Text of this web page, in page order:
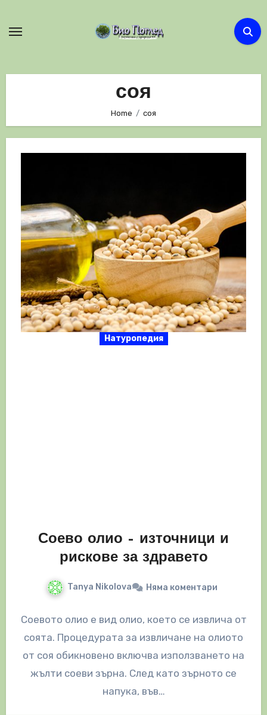
соя
Home соя
Натуропедия
Соево олио – източници и
рискове за здравето
Tanya Nikolova Няма коментари
Соевото олио е вид олио, което се извлича от
соята. Процедурата за извличане на олиото
от соя обикновено включва използването на
жълти соеви зърна. След като зърното се
напука, във…